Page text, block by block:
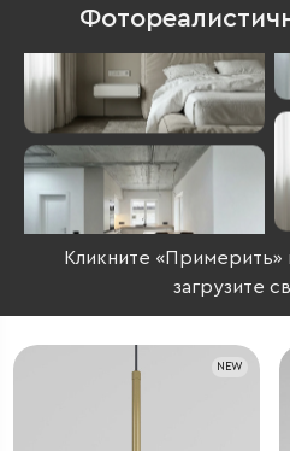
Кликните «Примерить»
загрузите
NEW